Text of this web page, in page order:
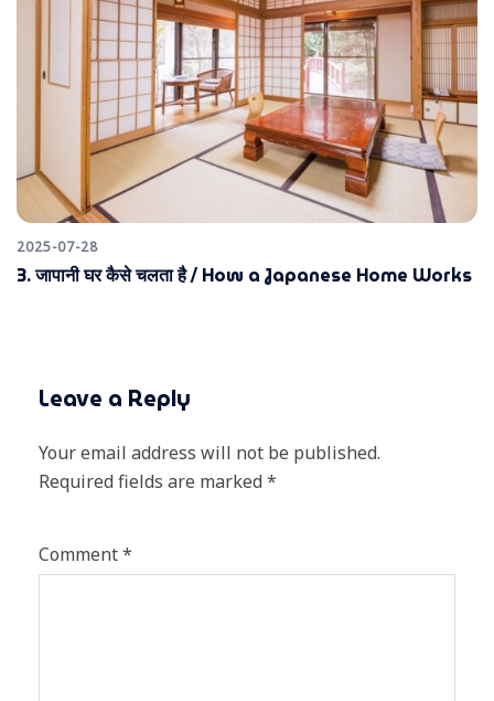
2025-07-28
3. जापानी घर कैसे चलता है / How a Japanese Home Works
Leave a Reply
Your email address will not be published.
Required fields are marked *
Comment*